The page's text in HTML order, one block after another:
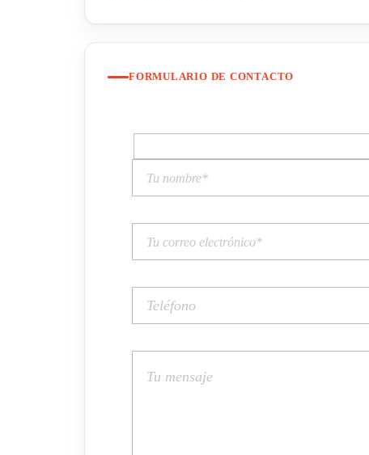
FORMULARIO DE CONTACTO